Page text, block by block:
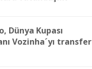
Dünya Kupası
Vozinha´yı transfer